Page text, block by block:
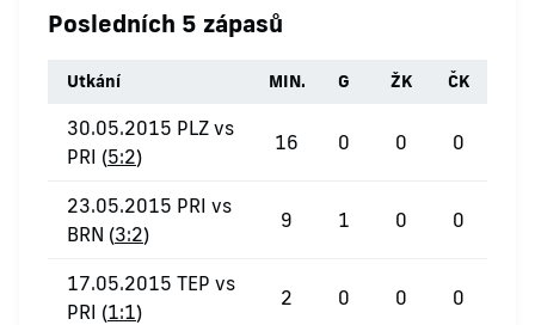
Posledních 5 zápasů
Utkání MIN. G ŽK ČK
30.05.2015 PLZ vs
PRI (5:2)
16 0 0 0
23.05.2015 PRI vs
BRN (3:2)
9 1 0 0
17.05.2015 TEP vs
PRI (1:1)
2 0 0 0